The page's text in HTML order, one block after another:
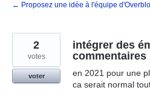
← Proposez une idée à l'équipe
intégrer des
commentaires
en 2021 pour une
ca serait normal
2
votes
voter